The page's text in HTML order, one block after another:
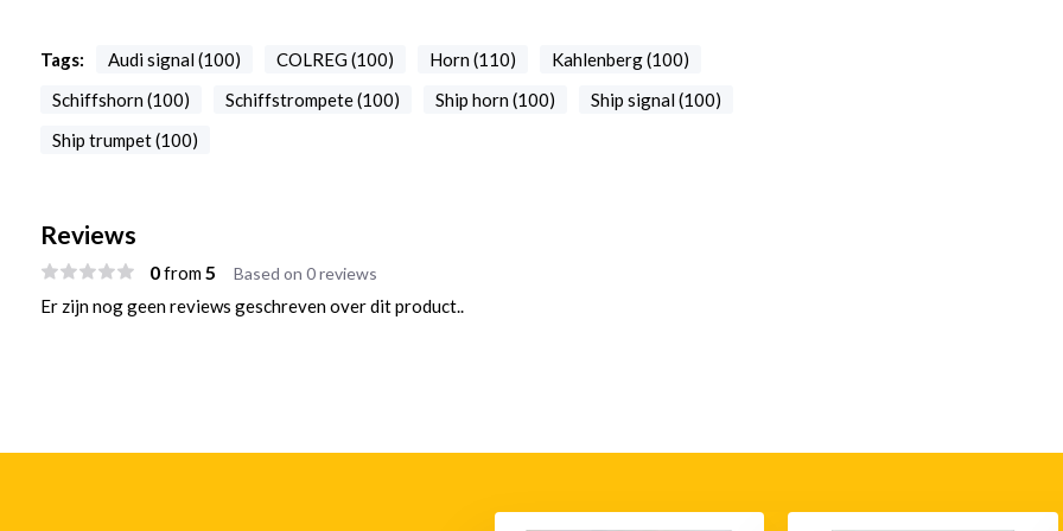
Tags: Audi signal (100) COLREG (100) Horn (110)
Kahlenberg (100)
Schiffshorn (100)
Schiffstrompete (100) Ship horn (100)
Ship signal (100)
Ship trumpet (100)
Reviews
0from5 Based on 0 reviews
Er zijn nog geen reviews geschreven over dit product..